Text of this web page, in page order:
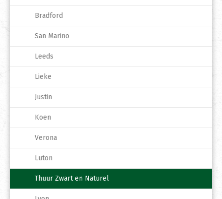
Bradford
San Marino
Leeds
Lieke
Justin
Koen
Verona
Luton
Thuur Zwart en Naturel